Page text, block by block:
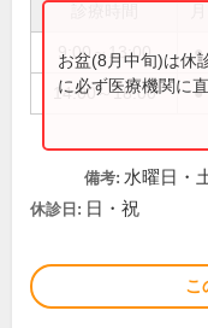
9:00～13:00 ●
14:00～18:00 ●
お盆(8月中旬)は休
に必ず医療機関に
備考: 水曜日・
休診日: 日・祝
こ